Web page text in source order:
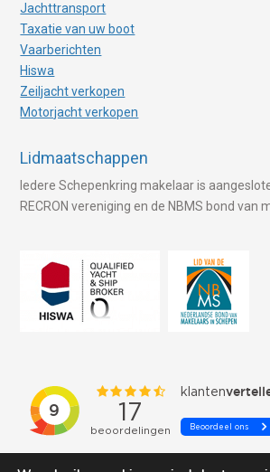
Jachttransport
Taxatie van uw boot
Vaarberichten
Hiswa
Zeiljacht verkopen
Motorjacht verkopen
Lidmaatschappen
Iedere Schepenkring makelaar is
RECRON vereniging en de NBMS bond van